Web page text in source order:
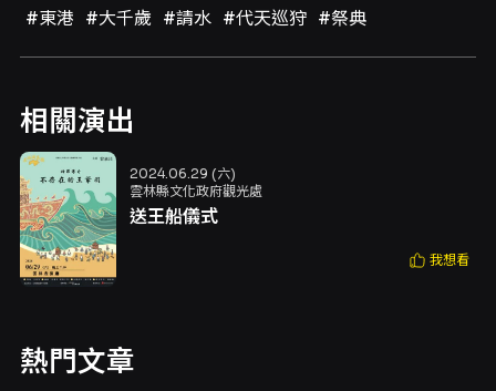
#東港 #大千歲 #請水 #代天巡狩 #祭典
相關演出
2024.06.29 (六)
雲林縣文化政府觀光處
送王船儀式
我想看
熱門文章